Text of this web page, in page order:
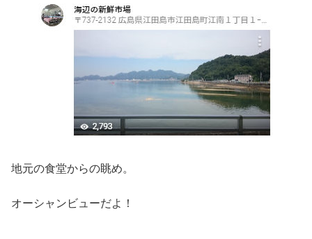
地元の食堂からの眺め。
オーシャンビューだよ！